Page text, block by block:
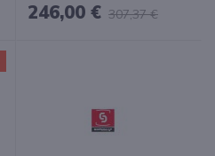
246,00 € 307,37 €